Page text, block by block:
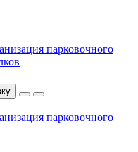
парковочного
парковочного